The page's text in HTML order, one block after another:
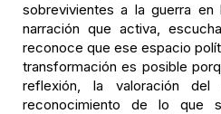
sobrevivientes a la guerra
narración que activa,
reconoce que ese espacio
transformación es posible
reflexión, la valoración
reconocimiento de lo que